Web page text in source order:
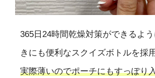
365日24時間乾燥対策ができるよ
きにも便利なスクイズボトルを採
実際薄いのでポーチにもすっぽり